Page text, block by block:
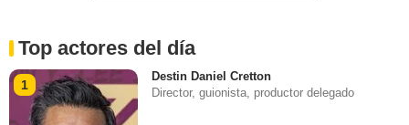
Top actores del día
1
Destin Daniel Cretton
Director, guionista, productor delegado